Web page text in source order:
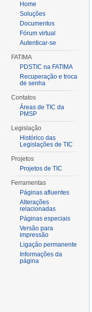
Home
Soluções
Documentos
Fórum virtual
Autenticar-se
FATIMA
PDSTIC na FATIMA
Recuperação e troca
de senha
Contatos
Áreas de TIC da
PMSP
Legislação
Histórico das
Legislações de TIC
Projetos
Projetos de TIC
Ferramentas
Páginas afluentes
Alterações
relacionadas
Páginas especiais
Versão para
impressão
Ligação permanente
Informações da
página